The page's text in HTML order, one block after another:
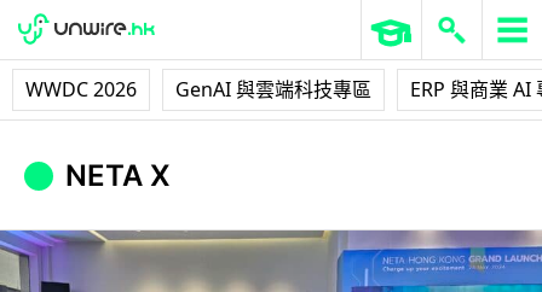
WWDC 2026 GenAI 與雲端科技專區 ERP 與商業 AI
NETA X